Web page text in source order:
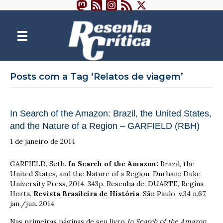
Posts com a Tag ‘Relatos de viagem’
In Search of the Amazon: Brazil, the United States,
and the Nature of a Region – GARFIELD (RBH)
1 de janeiro de 2014
GARFIELD, Seth. In Search of the Amazon: Brazil, the
United States, and the Nature of a Region. Durham: Duke
University Press, 2014. 343p. Resenha de: DUARTE, Regina
Horta. Revista Brasileira de História. São Paulo, v.34 n.67,
jan./jun. 2014.